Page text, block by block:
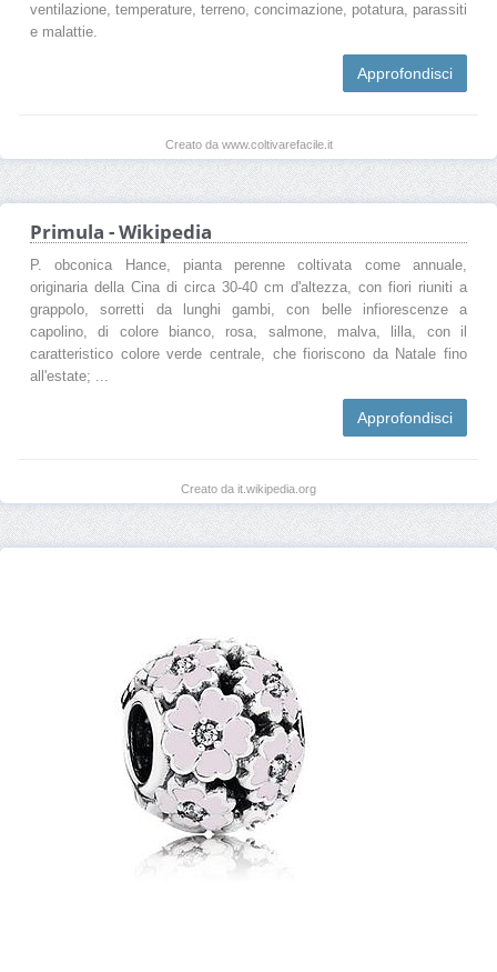
ventilazione, temperature, terreno, concimazione, potatura, parassiti
e malattie.
Approfondisci
Creato da www.coltivarefacile.it
Primula - Wikipedia
P. obconica Hance, pianta perenne coltivata come annuale,
originaria della Cina di circa 30-40 cm d'altezza, con fiori riuniti a
grappolo, sorretti da lunghi gambi, con belle infiorescenze a
capolino, di colore bianco, rosa, salmone, malva, lilla, con il
caratteristico colore verde centrale, che fioriscono da Natale fino
all'estate; ...
Approfondisci
Creato da it.wikipedia.org